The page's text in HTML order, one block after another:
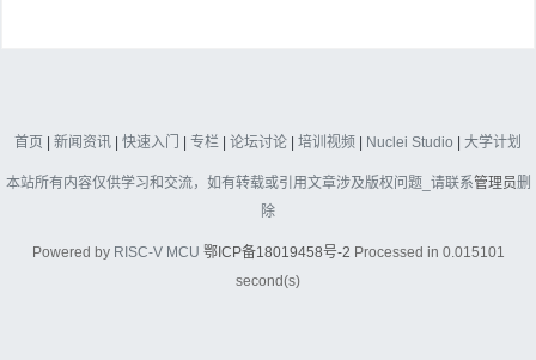
首页 新闻资讯 快速入门 专栏 论坛讨论 培训视频 Nuclei Studio 大学计划
本站所有内容仅供学习和交流，如有转载或引用文章涉及版权问题_请联系管理员删
除
Powered by RISC-V MCU 鄂ICP备18019458号-2 Processed in 0.015101
second(s)